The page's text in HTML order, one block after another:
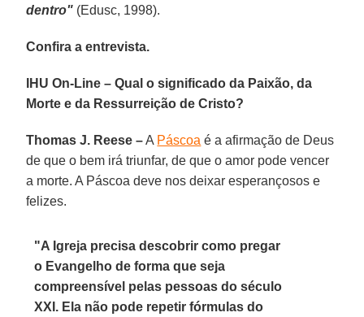
dentro" (Edusc, 1998).
Confira a entrevista.
IHU On-Line – Qual o significado da Paixão, da
Morte e da Ressurreição de Cristo?
Thomas J. Reese –A Páscoa é a afirmação de Deus
de que o bem irá triunfar, de que o amor pode vencer
a morte. A Páscoa deve nos deixar esperançosos e
felizes.
"A Igreja precisa descobrir como pregar
o Evangelho de forma que seja
compreensível pelas pessoas do século
XXI. Ela não pode repetir fórmulas do